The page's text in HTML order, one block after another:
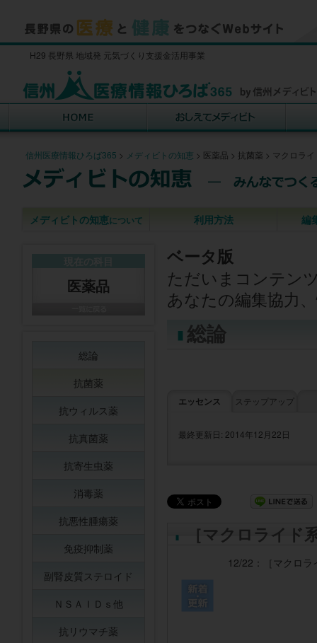
H29 長野県 地域発 元気づくり支援金活用事業
信州医療情報ひろば365 > メディビトの知恵 > 医薬品 > 抗菌薬 > マクロラ
メディビトの知恵について 利用方法 編
ベータ版
ただいまコンテン
あなたの編集協力
総論
エッセンス ステップアップ
最終更新日: 2014年12月22日
［マクロライド
12/22： ［マクロ
医薬品
総論
抗菌薬
抗ウィルス薬
抗真菌薬
抗寄生虫薬
消毒薬
抗悪性腫瘍薬
免疫抑制薬
副腎皮質ステロイド
ＮＳＡＩＤｓ他
抗リウマチ薬